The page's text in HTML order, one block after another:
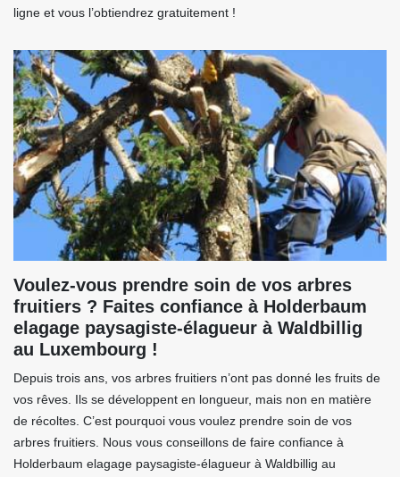
ligne et vous l’obtiendrez gratuitement !
Voulez-vous prendre soin de vos arbres
fruitiers ? Faites confiance à Holderbaum
elagage paysagiste-élagueur à Waldbillig
au Luxembourg !
Depuis trois ans, vos arbres fruitiers n’ont pas donné les fruits de
vos rêves. Ils se développent en longueur, mais non en matière
de récoltes. C’est pourquoi vous voulez prendre soin de vos
arbres fruitiers. Nous vous conseillons de faire confiance à
Holderbaum elagage paysagiste-élagueur à Waldbillig au